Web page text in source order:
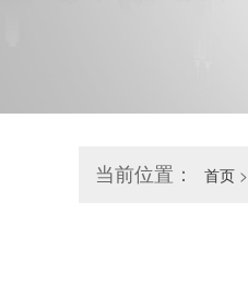
当前位置： 首页 >